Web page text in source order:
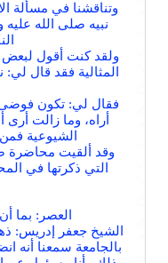
وتناقشنا في مسألة
نبيه صلى الله
ولقد كنت أقول لبعض
المثالية فقد قال
فقال لي: تكون فوضى
أراه، وما زالت
الشيوعية
وقد ألقيت محاضرة
التي ذكرتها في
العصر: بما
الشيخ جعفر إدريس:
بالجامعة سمعنا أنه